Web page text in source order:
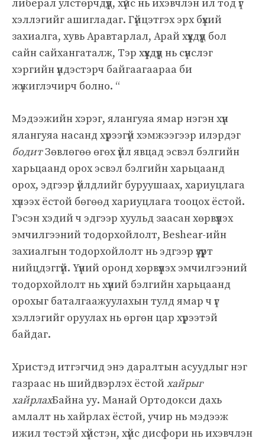
либерал улстөрчдүүд, хүйс нь ихэвчлэн ил тод үг
хэллэгийг ашигладаг. Гүйцэтгэх эрх бүхий
захиалга, хувь Аравтарлал, Арай хүүхдүүд бол
сайн сайхангаталж, Тэр хүүхдүүд нь сүнслэг
хэргийн үндэстэрч байгаагаараа би
жүжиглэчирч болно. “
Мэдээжийн хэрэг, ялангуяа ямар нэгэн хүн
ялангуяа насанд хүрээгүй хэмжээгээр илэрдэг
бодитЗөвлөгөө өгөх үйл явцад эсвэл бэлгийн
харьцаанд орох эсвэл бэлгийн харьцаанд
орох, эдгээр үйлдлийг буруушаах, хариуцлага
хүлээх ёстой бөгөөд хариуцлага тооцох ёстой.
Гэсэн хэдий ч эдгээр хуульд заасан хөрвүүлэх
эмчилгээний тодорхойлолт, Beshear-ийн
захиалгын тодорхойлолт нь эдгээр үзүүрт
нийцдэггүй. Үүний оронд хөрвүүлэх эмчилгээний
тодорхойлолт нь хүний ​​бэлгийн харьцаанд
орохыг баталгаажуулахын тулд ямар ч үг
хэллэгийг оруулах нь өргөн цар хүрээтэй
байдаг.
Христэд итгэгчид энэ даралтын асуудлыг нэг
газраас нь шийдвэрлэх ёстой хайрыг
хайрлахБайна уу. Манай Ортодокси дахь
амлалт нь хайрлах ёстой, учир нь мэдээж
ижил төстэй хүйстэн, хүйс дисфори нь ихэвчлэн